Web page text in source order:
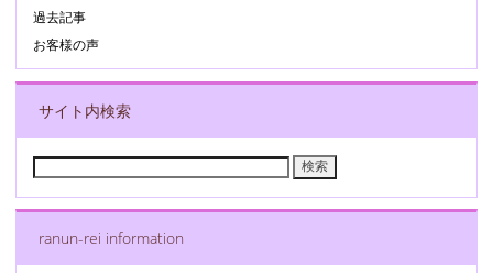
過去記事
お客様の声
サイト内検索
ranun-rei information